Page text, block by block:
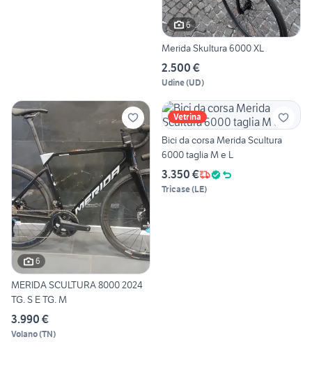
6
Merida Skultura 6000 XL
2.500 €
Udine(UD)
6
MERIDA SCULTURA 8000 2024
TG. S E TG. M
3.990 €
Volano(TN)
Vetrina
Bici da corsa Merida Scultura
6000 taglia M e L
3.350 €
Tricase(LE)